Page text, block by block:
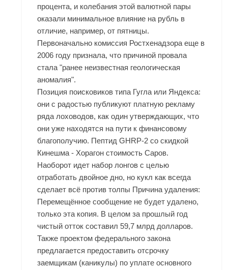
процента, и колебания этой валютной пары
оказали минимальное влияние на рубль в
отличие, например, от пятницы.
Первоначально комиссия Ростхенадзора еще в
2006 году признала, что причиной провала
стала "ранее неизвестная геологическая
аномалия".
Позиция поисковиков типа Гугла или Яндекса:
они с радостью публикуют платную рекламу
ряда лоховодов, как один утверждающих, что
они уже находятся на пути к финансовому
благополучию. Пептид GHRP-2 со скидкой
Кинешма - Хорагон стоимость Саров.
Наоборот идет набор лонгов с целью
отработать двойное дно, но кукл как всегда
сделает всё против толпы Причина удаления:
Перемещённое сообщение не будет удалено,
только эта копия. В целом за прошлый год
чистый отток составил 59,7 млрд долларов.
Также проектом федерального закона
предлагается предоставить отсрочку
заемщикам (каникулы) по уплате основного